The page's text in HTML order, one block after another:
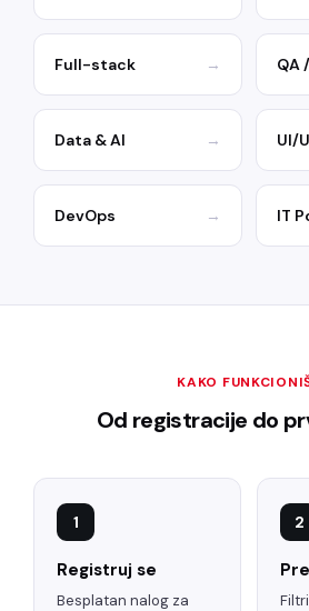
Full-stack → QA
Data & AI → UI/
DevOps → IT
KAKO
Od registracije do
1
Registruj se
Besplatan nalog za
2